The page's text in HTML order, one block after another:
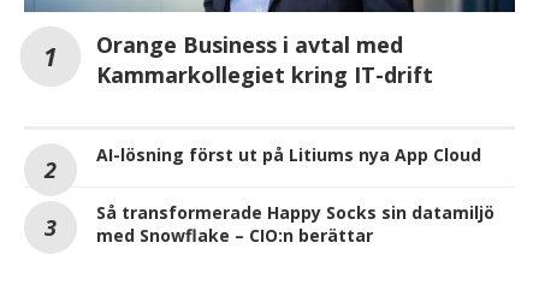
Orange Business i avtal med
Kammarkollegiet kring IT-drift
AI-lösning först ut på Litiums nya App Cloud
Så transformerade Happy Socks sin datamiljö
med Snowflake – CIO:n berättar